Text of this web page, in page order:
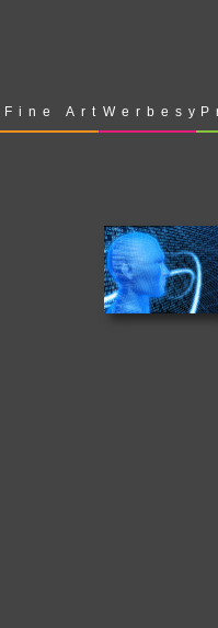
Fine Art